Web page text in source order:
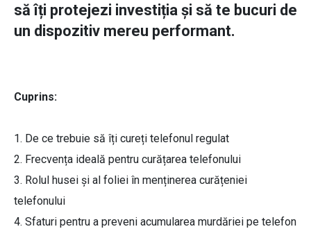
să îți protejezi investiția și să te bucuri de
un dispozitiv mereu performant.
Cuprins:
1. De ce trebuie să îți cureți telefonul regulat
2. Frecvența ideală pentru curățarea telefonului
3. Rolul husei și al foliei în menținerea curățeniei
telefonului
4. Sfaturi pentru a preveni acumularea murdăriei pe telefon